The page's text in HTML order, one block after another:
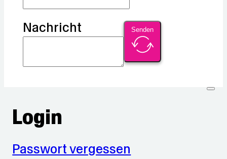
Nachricht Senden
Login
Passwort vergessen